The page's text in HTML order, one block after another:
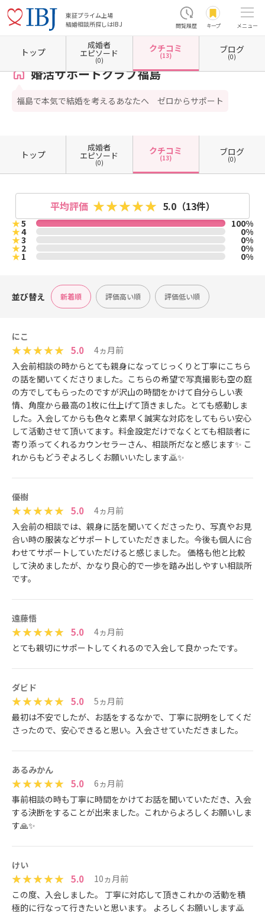
東証プライム上場
結婚相談所探しはIBJ
閲覧履歴 キープ メニュー
ホーム 福島県の結婚相談所 福島県二本松市 婚活サポートクラブ福島 クチコミ一覧
婚活サポートクラブ福島
福島で本気で結婚を考えるあなたへ ゼロからサポート
トップ
成婚者
エピソード
(0)
クチコミ
(13)
ブログ
(0)
トップ
成婚者
エピソード
(0)
クチコミ
(13)
ブログ
(0)
平均評価 5.0（13件）
★5 100%
★4 0%
★3 0%
★2 0%
★1 0%
並び替え 新着順 評価高い順 評価低い順
にこ
5.0
4ヵ月前
入会前相談の時からとても親身になってじっくりと丁寧にこちら
の話を聞いてくださりました。こちらの希望で写真撮影も空の庭
の方でしてもらったのですが沢山の時間をかけて自分らしい表
情、角度から最高の1枚に仕上げて頂きました。とても感動しま
した。入会してからも色々と素早く誠実な対応をしてもらい安心
して活動させて頂いてます。料金設定だけでなくとても相談者に
寄り添ってくれるカウンセラーさん、相談所だなと感じます✨️ こ
れからもどうぞよろしくお願いいたします🙇✨️
優樹
5.0
4ヵ月前
入会前の相談では、親身に話を聞いてくださったり、写真やお見
合い時の服装などサポートしていただきました。今後も個人に合
わせてサポートしていただけると感じました。 価格も他と比較
して決めましたが、かなり良心的で一歩を踏み出しやすい相談所
です。
遠藤悟
5.0
4ヵ月前
とても親切にサポートしてくれるので入会して良かったです。
ダビド
5.0
5ヵ月前
最初は不安でしたが、お話をするなかで、丁寧に説明をしてくだ
さったので、安心できると思い。入会させていただきました。
あるみかん
5.0
6ヵ月前
事前相談の時も丁寧に時間をかけてお話を聞いていただき、入会
する決断をすることが出来ました。これからよろしくお願いしま
す🙏✨
けい
5.0
10ヵ月前
この度、入会しました。 丁寧に対応して頂きこれかの活動を積
極的に行なって行きたいと思います。 よろしくお願いします🙇